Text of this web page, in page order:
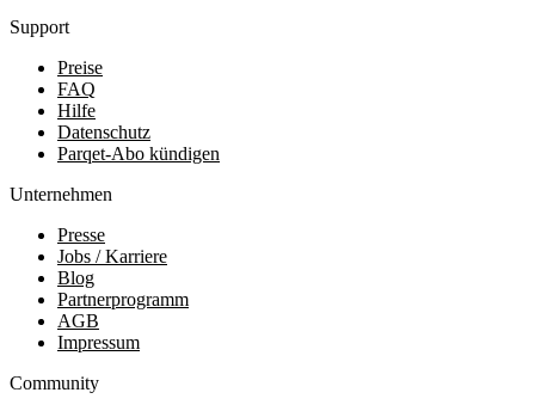
Support
Preise
FAQ
Hilfe
Datenschutz
Parqet-Abo kündigen
Unternehmen
Presse
Jobs / Karriere
Blog
Partnerprogramm
AGB
Impressum
Community